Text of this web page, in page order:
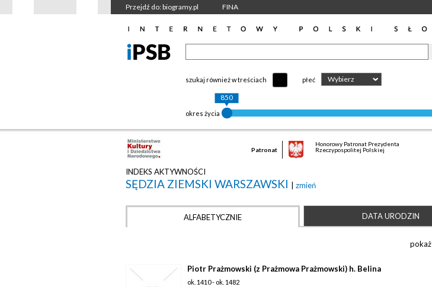
Przejdź do: biogramy.pl FINA
szukaj również w treściach płeć Wybierz
okres życia
850
Patronat
Honorowy Patronat Prezydenta
Rzeczypospolitej Polskiej
INDEKS AKTYWNOŚCI
SĘDZIA ZIEMSKI WARSZAWSKI zmień
ALFABETYCZNIE DATA URODZIN
pokaż
Piotr Prażmowski (z Prażmowa Prażmowski) h. Belina
ok. 1410 - ok. 1482